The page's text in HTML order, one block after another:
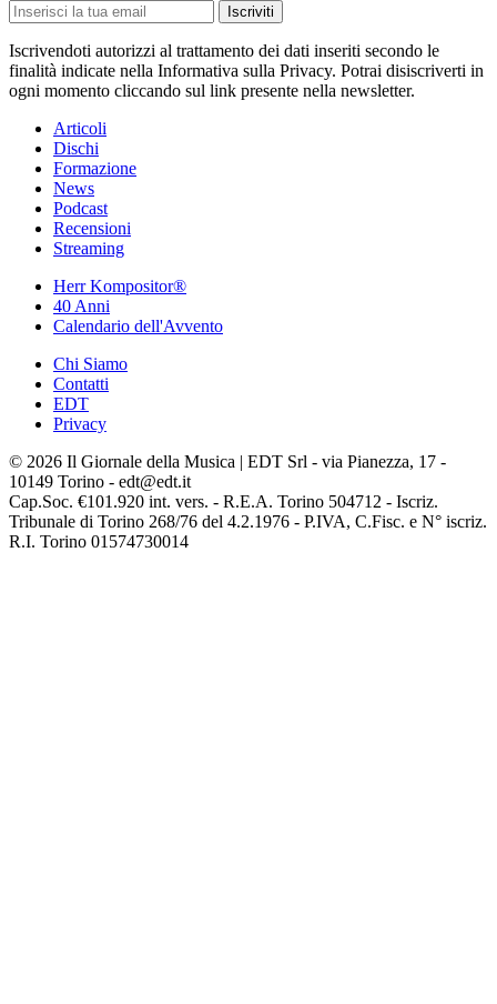
Iscriviti
Iscrivendoti autorizzi al trattamento dei dati inseriti secondo le
finalità indicate nella Informativa sulla Privacy. Potrai disiscriverti in
ogni momento cliccando sul link presente nella newsletter.
Articoli
Dischi
Formazione
News
Podcast
Recensioni
Streaming
Herr Kompositor®
40 Anni
Calendario dell'Avvento
Chi Siamo
Contatti
EDT
Privacy
© 2026 Il Giornale della Musica | EDT Srl - via Pianezza, 17 -
10149 Torino - edt@edt.it
Cap.Soc. €101.920 int. vers. - R.E.A. Torino 504712 - Iscriz.
Tribunale di Torino 268/76 del 4.2.1976 - P.IVA, C.Fisc. e N° iscriz.
R.I. Torino 01574730014